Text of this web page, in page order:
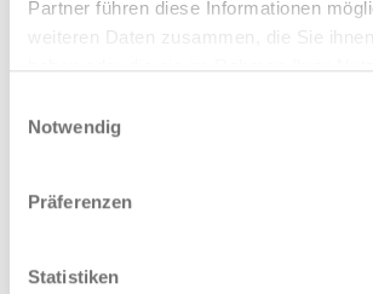
Partner führen diese Informationen
weiteren Daten zusammen, die Sie
haben oder die sie im Rahmen Ihrer
Notwendig
Präferenzen
Statistiken
Oder gern direkt per
Telefon:
E-Mail